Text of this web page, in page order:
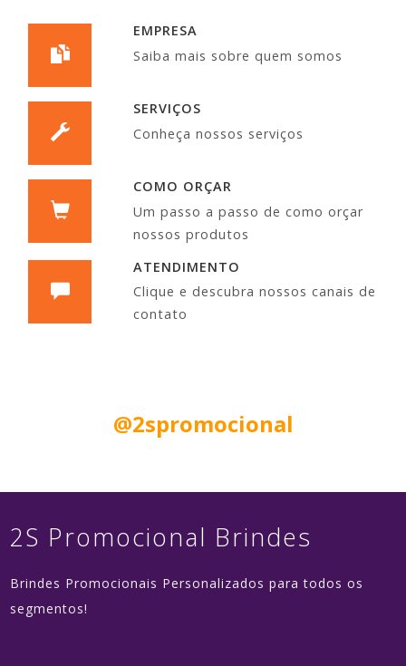
EMPRESA
Saiba mais sobre quem somos
SERVIÇOS
Conheça nossos serviços
COMO ORÇAR
Um passo a passo de como orçar
nossos produtos
ATENDIMENTO
Clique e descubra nossos canais de
contato
@2spromocional
2S Promocional Brindes
Brindes Promocionais Personalizados para todos os
segmentos!